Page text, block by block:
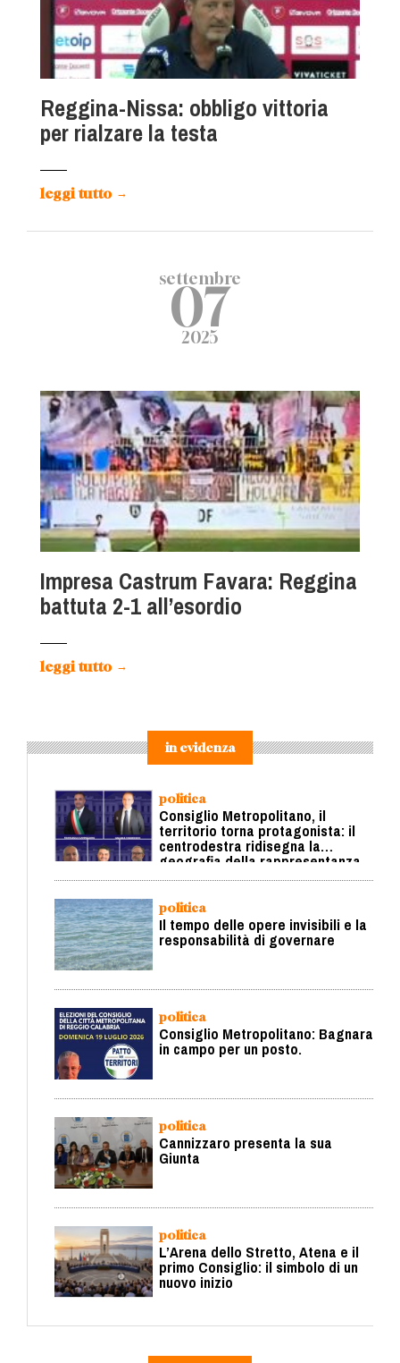
Reggina-Nissa: obbligo vittoria
per rialzare la testa
leggi tutto →
settembre
07
2025
Impresa Castrum Favara: Reggina
battuta 2-1 all’esordio
leggi tutto →
in evidenza
politica
Consiglio Metropolitano, il
territorio torna protagonista: il
centrodestra ridisegna la
geografia della rappresentanza
politica
Il tempo delle opere invisibili e la
responsabilità di governare
politica
Consiglio Metropolitano: Bagnara
in campo per un posto.
politica
Cannizzaro presenta la sua
Giunta
politica
L’Arena dello Stretto, Atena e il
primo Consiglio: il simbolo di un
nuovo inizio